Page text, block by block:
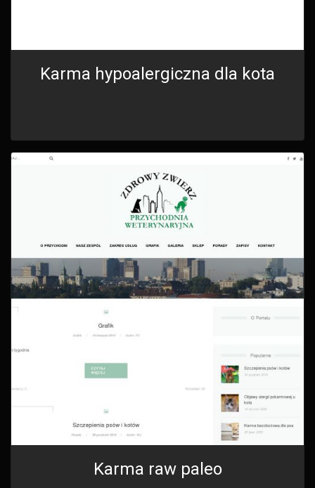
Karma hypoalergiczna dla kota
Karma raw paleo